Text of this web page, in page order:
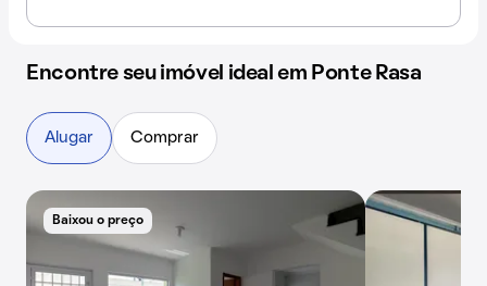
Encontre seu imóvel ideal em Ponte Rasa
Baixou o preço
Alugar Comprar